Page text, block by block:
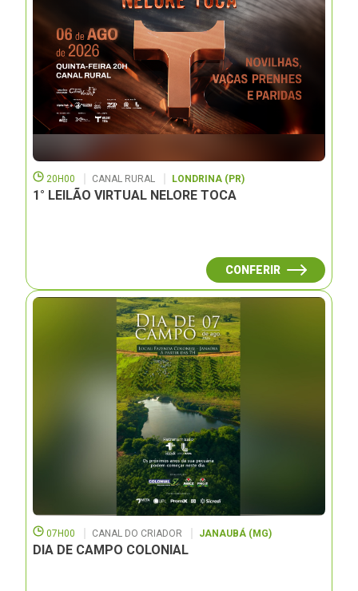
20H00 CANAL RURAL LONDRINA (PR)
1° LEILÃO VIRTUAL NELORE TOCA
CONFERIR
07H00 CANAL DO CRIADOR JANAUBÁ (MG)
DIA DE CAMPO COLONIAL